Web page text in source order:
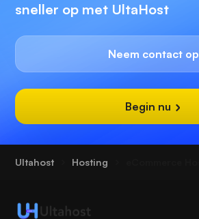
sneller op met UltaHost
Neem contact op
Begin nu
Ultahost Hosting